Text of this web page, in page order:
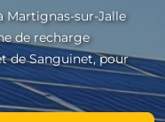
Martignas-sur-Jalle
de recharge
de Sanguinet, pour